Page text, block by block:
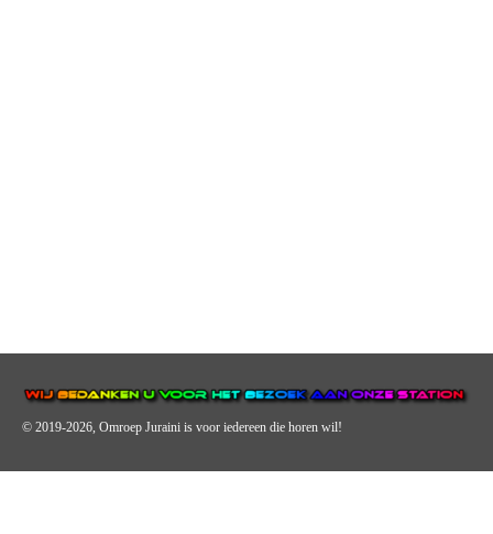
© 2019-2026, Omroep Juraini is voor iedereen die horen wil!